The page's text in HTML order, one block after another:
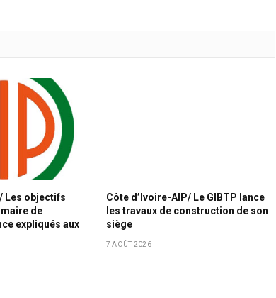
Les objectifs
de
expliqués aux
Côte d’Ivoire-AIP/ Le GIBTP lance
les travaux de construction de son
siège
7 AOÛT 2026